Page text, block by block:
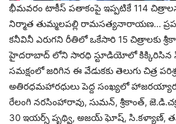
భీమవరం టాకీస్ పతాకంపై ఇప్పటికే 114
నిర్మాత తుమ్మలపల్లి రామసత్యనారాయణ…
కనీవినీ ఎరుగని రీతిలో ఒకేసారి 15 చిత్రాలకు
హైదరాబాద్ లోని సారధి స్టూడియోలో కిక్కిరిసిన
సమక్షంలో జరిగిన ఈ వేడుకకు తెలుగు చిత్ర
అతిరధమహారధులు పెద్ద సంఖ్యలో
రేలంగి నరసింహారావు, సుమన్, శ్రీకాంత్,
30 ఇయర్స్ పృథ్వి, అజయ్ ఘోష్, సి.కళ్యాణ్,